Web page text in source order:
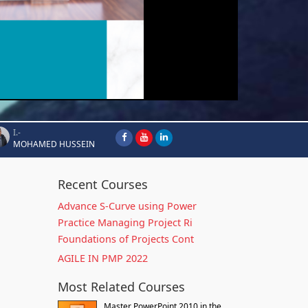
I.-
MOHAMED HUSSEIN
Recent Courses
Advance S-Curve using Power
Practice Managing Project Ri
Foundations of Projects Cont
AGILE IN PMP 2022
Most Related Courses